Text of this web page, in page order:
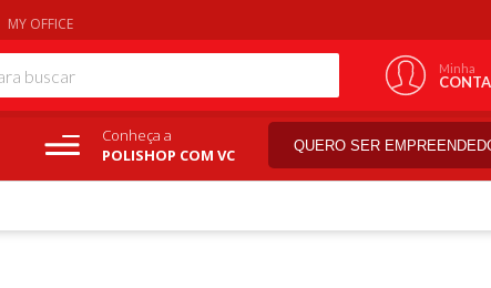
MY OFFICE
Minha
CONTA
Conheça a
POLISHOP COM VC
QUERO SER